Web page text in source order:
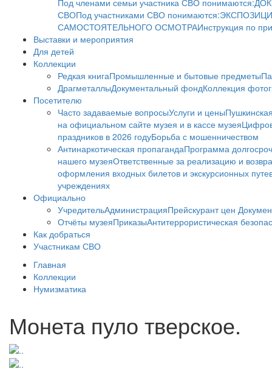
Под членами семьи участника СВО понимаются:
СВОПод участниками СВО понимаются:
САМОСТОЯТЕЛЬНОГО ОСМОТРАИнструкция по
Выставки и мероприятия
Для детей
Коллекции
Редкая книгаПромышленные и бытовые предметы
ДрагметаллыДокументальный фондКоллекция
Посетителю
Часто задаваемые вопросыУслуги и цены
на официальном сайте музея и в кассе музея
праздников в 2026 годуБорьба с мошенничеством
Антинаркотическая пропагандаПрограмма
нашего музеяОтветственные за реализацию и
оформления входных билетов и экскурсионных
учреждениях
Официально
УчредительАдминистрацияПрейскурант цен
Отчёты музеяПриказыАнтитеррористическая
Как добраться
Участникам СВО
Главная
Коллекции
Нумизматика
Монета пуло тверское.